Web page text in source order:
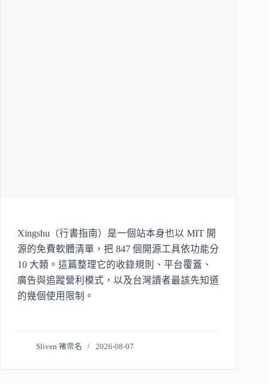
Xingshu（行書指南）是一個站本身也以 MIT 開
源的免費軟體清單，把 847 個開源工具依功能分
10 大類。這篇整理它的收錄規則、平台覆蓋、
廣告與追蹤營利模式，以及台灣讀者最該先知道
的幾個使用限制。
Sliven 褚崇名 2026-08-07